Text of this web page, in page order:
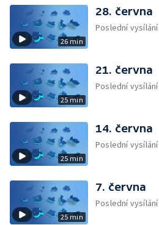
26 min
28. června
Poslední vysílání
25 min
21. června
Poslední vysílání
25 min
14. června
Poslední vysílání
25 min
7. června
Poslední vysílání